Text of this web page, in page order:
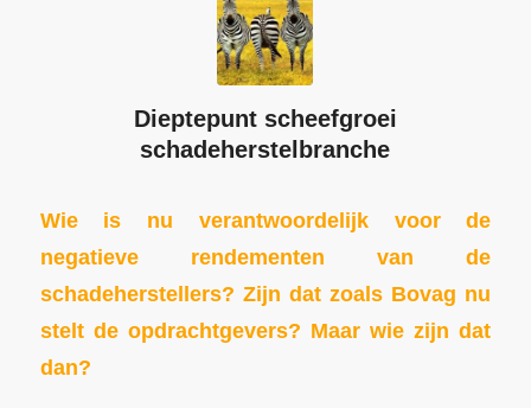
Dieptepunt scheefgroei
schadeherstelbranche
Wie is nu verantwoordelijk voor de
negatieve rendementen van de
schadeherstellers? Zijn dat zoals Bovag nu
steltde opdrachtgevers? Maar wie zijn dat
dan?